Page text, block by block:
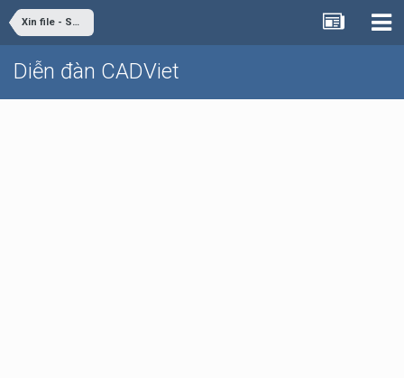
Xin file - Share file
Diễn đàn CADViet